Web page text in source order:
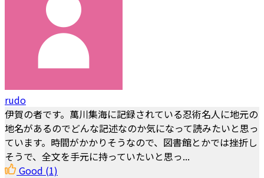
rudo
伊賀の者です。萬川集海に記録されている忍術名人に地元の
地名があるのでどんな記述なのか気になって読みたいと思っ
ています。時間がかかりそうなので、図書館とかでは挫折し
そうで、全文を手元に持っていたいと思っ...
Good (1)